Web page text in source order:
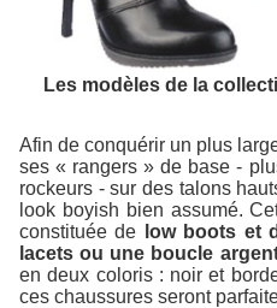
Les modèles de la
Afin de conquérir un plus
ses « rangers » de base -
rockeurs - sur des talons
look boyish bien assumé.
constituée de low boots et
lacets ou une boucle
en deux coloris : noir et
ces chaussures seront